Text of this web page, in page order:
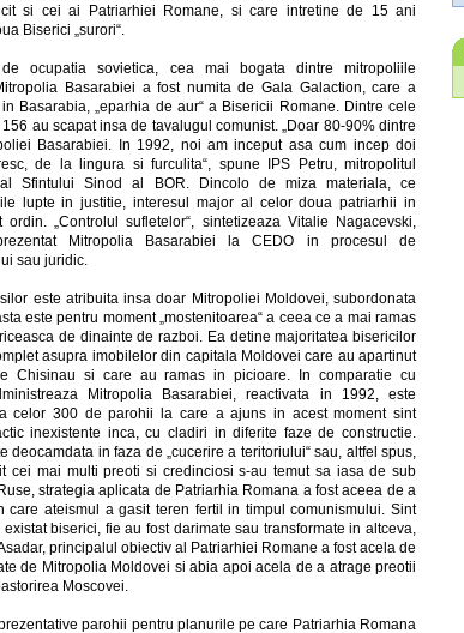
cit si cei ai Patriarhiei Romane, si care intretine de 15 ani
Biserici „surori“.
ocupatia sovietica, cea mai bogata dintre mitropoliile
Basarabiei a fost numita de Gala Galaction, care a
Basarabia, „eparhia de aur“ a Bisericii Romane. Dintre cele
au scapat insa de tavalugul comunist. „Doar 80-90% dintre
Basarabiei. In 1992, noi am inceput asa cum incep doi
de la lingura si furculita“, spune IPS Petru, mitropolitul
al Sfintului Sinod al BOR. Dincolo de miza materiala, ce
lupte in justitie, interesul major al celor doua patriarhii in
„Controlul sufletelor“, sintetizeaza Vitalie Nagacevski,
Mitropolia Basarabiei la CEDO in procesul de
sau juridic.
este atribuita insa doar Mitropoliei Moldovei, subordonata
este pentru moment „mostenitoarea“ a ceea ce a mai ramas
de dinainte de razboi. Ea detine majoritatea bisericilor
asupra imobilelor din capitala Moldovei care au apartinut
Chisinau si care au ramas in picioare. In comparatie cu
Mitropolia Basarabiei, reactivata in 1992, este
celor 300 de parohii la care a ajuns in acest moment sint
inexistente inca, cu cladiri in diferite faze de constructie.
deocamdata in faza de „cucerire a teritoriului“ sau, altfel spus,
cei mai multi preoti si credinciosi s-au temut sa iasa de sub
strategia aplicata de Patriarhia Romana a fost aceea de a
care ateismul a gasit teren fertil in timpul comunismului. Sint
biserici, fie au fost darimate sau transformate in altceva,
principalul obiectiv al Patriarhiei Romane a fost acela de
de Mitropolia Moldovei si abia apoi acela de a atrage preotii
Moscovei.
parohii pentru planurile pe care Patriarhia Romana